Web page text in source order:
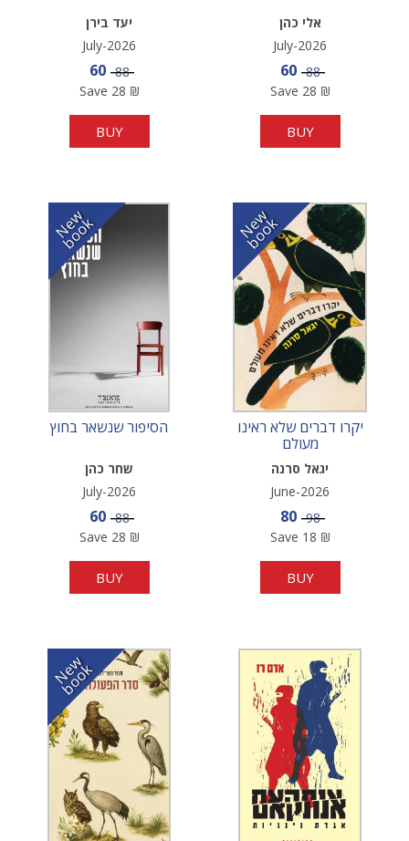
יעד בירן
July-2026
Sale price
60 Price
88
Save 28 ₪
BUY
אלי כהן
July-2026
Sale price
60 Price
88
Save 28 ₪
BUY
N
e
w
b
o
o
k
הסיפור שנשאר בחוץ
שחר כהן
July-2026
Sale price
60 Price
88
Save 28 ₪
BUY
N
e
w
b
o
o
k
יקרו דברים שלא ראינו
מעולם
יגאל סרנה
June-2026
Sale price
80 Price
98
Save 18 ₪
BUY
N
e
w
b
o
o
k